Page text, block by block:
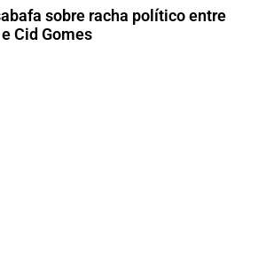
sobre racha político entre
Cid Gomes